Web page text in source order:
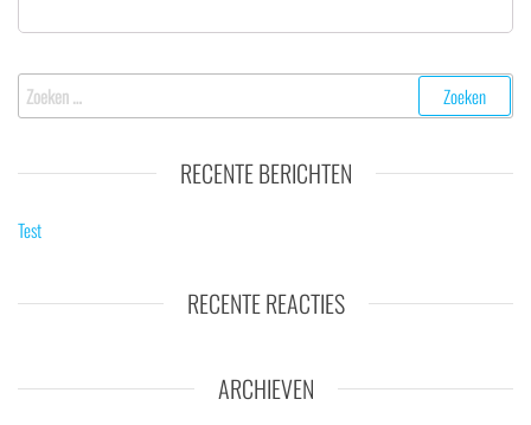
Zoeken
naar:
RECENTE BERICHTEN
Test
RECENTE REACTIES
ARCHIEVEN